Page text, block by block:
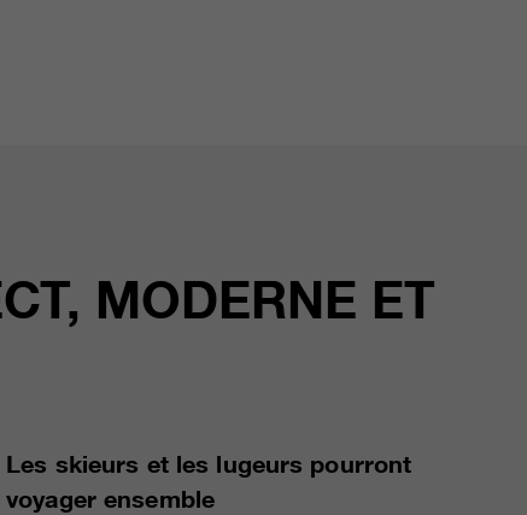
MODERNE ET
Les skieurs et les lugeurs pourront
voyager ensemble